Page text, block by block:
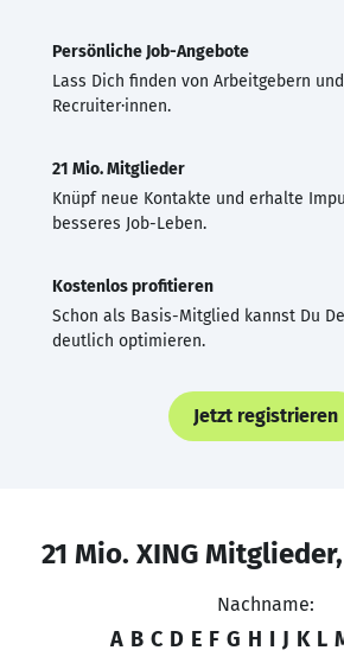
Persönliche Job-Angebote
Lass Dich finden von Arbeitgebern
Recruiter·innen.
21 Mio. Mitglieder
Knüpf neue Kontakte und erhalte
besseres Job-Leben.
Kostenlos profitieren
Schon als Basis-Mitglied kannst Du
deutlich optimieren.
Jetzt registrieren
21 Mio. XING
Nachname:
A B C D E F G H I J K L